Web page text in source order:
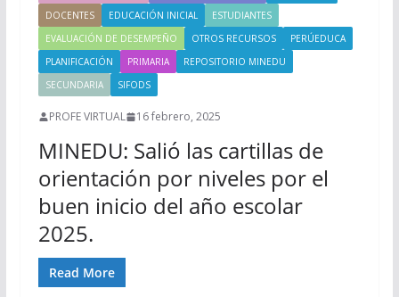
DOCENTES
EDUCACIÓN INICIAL
ESTUDIANTES
EVALUACIÓN DE DESEMPEÑO
OTROS RECURSOS
PERÚEDUCA
PLANIFICACIÓN
PRIMARIA
REPOSITORIO MINEDU
SECUNDARIA
SIFODS
PROFE VIRTUAL 16 febrero, 2025
MINEDU: Salió las cartillas de
orientación por niveles por el
buen inicio del año escolar
2025.
Read More